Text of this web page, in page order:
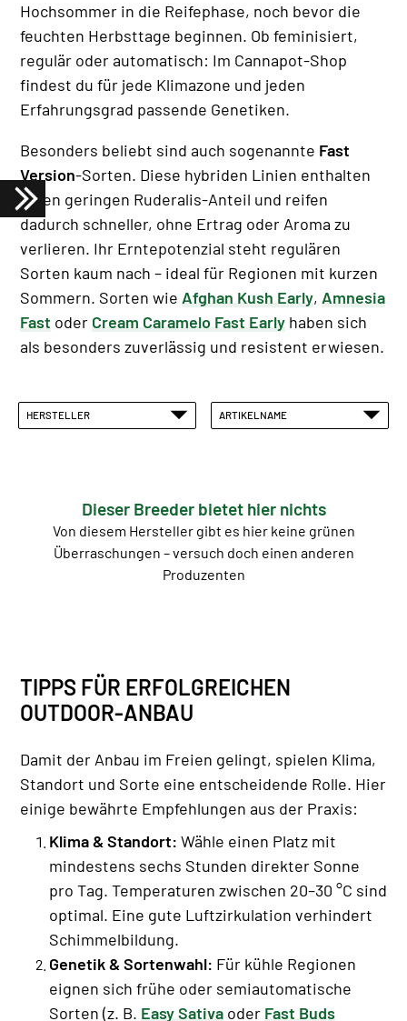
Hochsommer in die Reifephase, noch bevor die
feuchten Herbsttage beginnen. Ob feminisiert,
regulär oder automatisch: Im Cannapot-Shop
findest du für jede Klimazone und jeden
Erfahrungsgrad passende Genetiken.
Besonders beliebt sind auch sogenannte Fast
Version-Sorten. Diese hybriden Linien enthalten
einen geringen Ruderalis-Anteil und reifen
dadurch schneller, ohne Ertrag oder Aroma zu
verlieren. Ihr Erntepotenzial steht regulären
Sorten kaum nach – ideal für Regionen mit kurzen
Sommern. Sorten wie Afghan Kush Early, Amnesia
Fast oder Cream Caramelo Fast Early haben sich
als besonders zuverlässig und resistent erwiesen.
HERSTELLER ARTIKELNAME
Dieser Breeder bietet hier nichts
Von diesem Hersteller gibt es hier keine grünen
Überraschungen – versuch doch einen anderen
Produzenten
TIPPS FÜR ERFOLGREICHEN
OUTDOOR-ANBAU
Damit der Anbau im Freien gelingt, spielen Klima,
Standort und Sorte eine entscheidende Rolle. Hier
einige bewährte Empfehlungen aus der Praxis:
Klima & Standort: Wähle einen Platz mit
mindestens sechs Stunden direkter Sonne
pro Tag. Temperaturen zwischen 20–30 °C sind
optimal. Eine gute Luftzirkulation verhindert
Schimmelbildung.
Genetik & Sortenwahl: Für kühle Regionen
eignen sich frühe oder semiautomatische
Sorten (z. B. Easy Sativa oder Fast Buds